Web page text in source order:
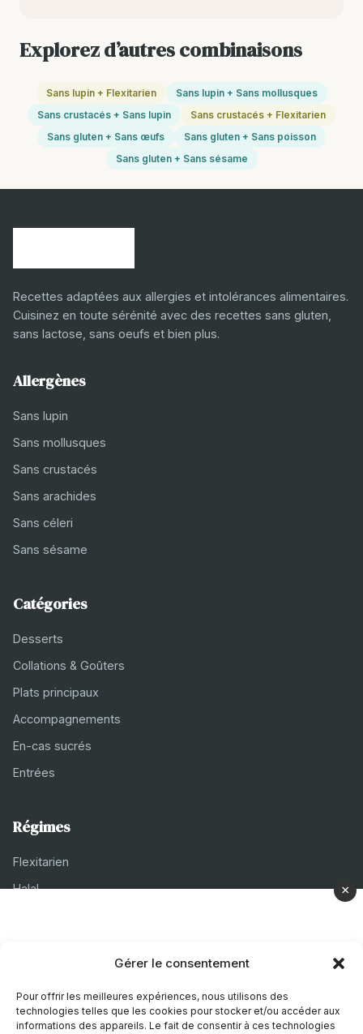
Gérer le consentement
Pour offrir les meilleures expériences, nous utilisons des
technologies telles que les cookies pour stocker et/ou accéder aux
informations des appareils. Le fait de consentir à ces technologies
Explorez d’autres combinaisons
Sans lupin + Flexitarien
Sans lupin + Sans mollusques
Sans crustacés + Sans lupin
Sans crustacés + Flexitarien
Sans gluten + Sans œufs
Sans gluten + Sans poisson
Sans gluten + Sans sésame
Recettes adaptées aux allergies et intolérances alimentaires.
Cuisinez en toute sérénité avec des recettes sans gluten,
sans lactose, sans oeufs et bien plus.
Allergènes
Sans lupin
Sans mollusques
Sans crustacés
Sans arachides
Sans céleri
Sans sésame
Catégories
Desserts
Collations & Goûters
Plats principaux
Accompagnements
En-cas sucrés
Entrées
Régimes
Flexitarien
Halal
À propos
Mentions légales
×